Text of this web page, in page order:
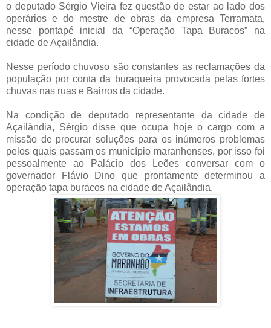
o deputado Sérgio Vieira fez questão de estar ao lado dos
operários e do mestre de obras da empresa Terramata,
nesse pontapé inicial da “Operação Tapa Buracos” na
cidade de Açailândia.
Nesse período chuvoso são constantes as reclamações da
população por conta da buraqueira provocada pelas fortes
chuvas nas ruas e Bairros da cidade.
Na condição de deputado representante da cidade de
Açailândia, Sérgio disse que ocupa hoje o cargo com a
missão de procurar soluções para os inúmeros problemas
pelos quais passam os município maranhenses, por isso foi
pessoalmente ao Palácio dos Leões conversar com o
governador Flávio Dino que prontamente determinou a
operação tapa buracos na cidade de Açailândia.